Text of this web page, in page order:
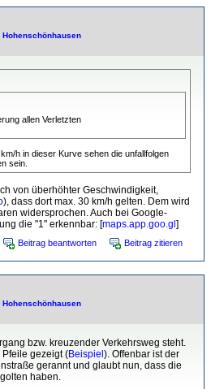
allen Verletzten
h in dieser Kurve sehen die unfallfolgen
sein.
von überhöhter Geschwindigkeit,
), dass dort max. 30 km/h gelten. Dem wird
widersprochen. Auch bei Google-
die "1" erkennbar: [maps.app.goo.gl ]
Beitrag beantworten Beitrag zitieren
bzw. kreuzender Verkehrsweg steht.
gezeigt (Beispiel ). Offenbar ist der
gerannt und glaubt nun, dass die
haben.